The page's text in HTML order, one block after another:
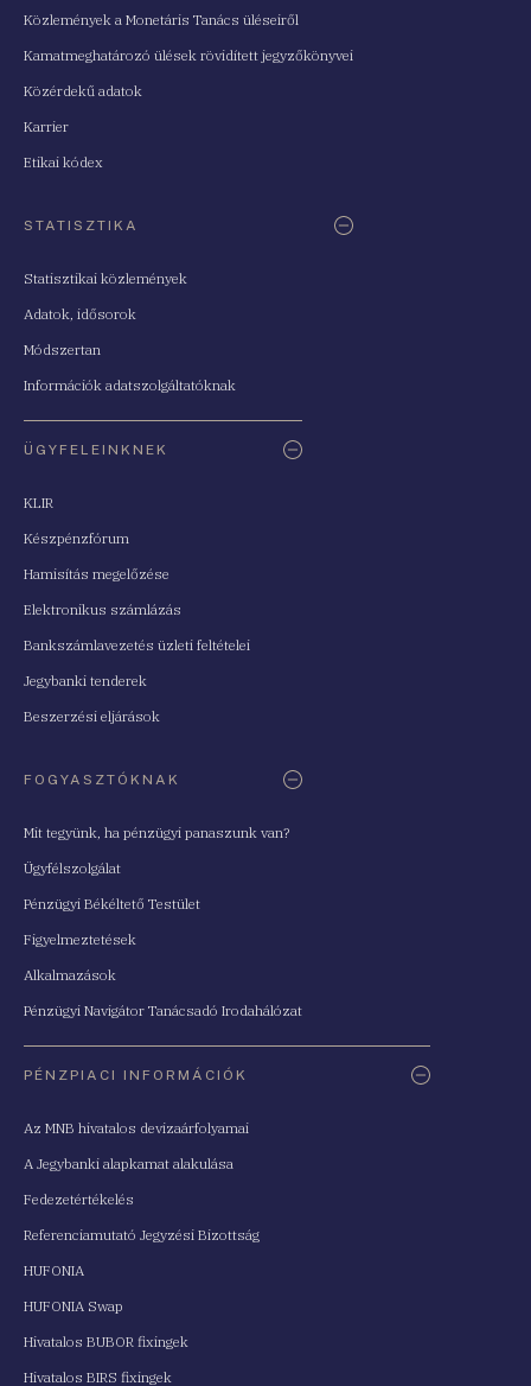
Közlemények a Monetáris Tanács üléseiről
Kamatmeghatározó ülések rövidített jegyzőkönyvei
Közérdekű adatok
Karrier
Etikai kódex
STATISZTIKA
Statisztikai közlemények
Adatok, idősorok
Módszertan
Információk adatszolgáltatóknak
ÜGYFELEINKNEK
KLIR
Készpénzfórum
Hamisítás megelőzése
Elektronikus számlázás
Bankszámlavezetés üzleti feltételei
Jegybanki tenderek
Beszerzési eljárások
FOGYASZTÓKNAK
Mit tegyünk, ha pénzügyi panaszunk van?
Ügyfélszolgálat
Pénzügyi Békéltető Testület
Figyelmeztetések
Alkalmazások
Pénzügyi Navigátor Tanácsadó Irodahálózat
PÉNZPIACI INFORMÁCIÓK
Az MNB hivatalos devizaárfolyamai
A Jegybanki alapkamat alakulása
Fedezetértékelés
Referenciamutató Jegyzési Bizottság
HUFONIA
HUFONIA Swap
Hivatalos BUBOR fixingek
Hivatalos BIRS fixingek